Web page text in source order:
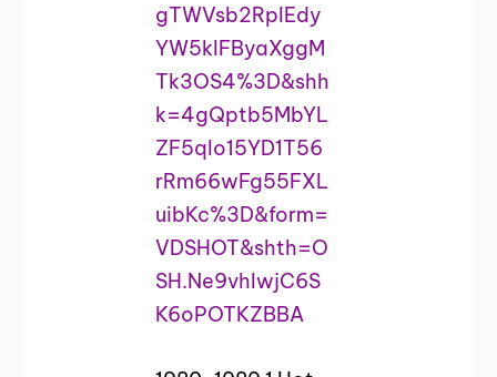
gTWVsb2RpIEdy
YW5kIFByaXggM
Tk3OS4%3D&shh
k=4gQptb5MbYL
ZF5qlo15YD1T56
rRm66wFg55FXL
uibKc%3D&form=
VDSHOT&shth=O
SH.Ne9vhlwjC6S
K6oPOTKZBBA